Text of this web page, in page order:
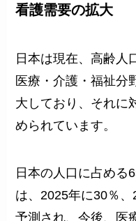
看護需要の拡大
日本は現在、高齢人
医療・介護・福祉分
大しており、それに
められています。
日本の人口に占める
は、2025年に30％
予測され、今後、医